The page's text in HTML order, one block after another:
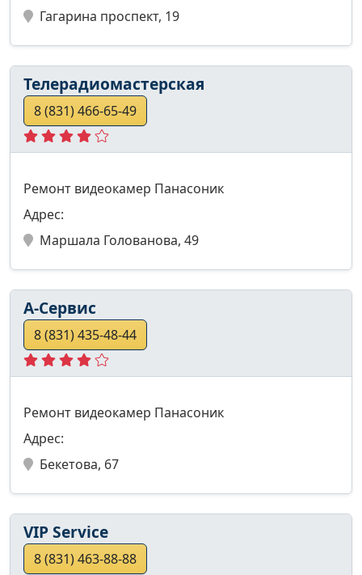
Гагарина проспект, 19
Телерадиомастерская
8 (831) 466-65-49
Ремонт видеокамер Панасоник
Адрес:
Маршала Голованова, 49
А-Сервис
8 (831) 435-48-44
Ремонт видеокамер Панасоник
Адрес:
Бекетова, 67
VIP Service
8 (831) 463-88-88